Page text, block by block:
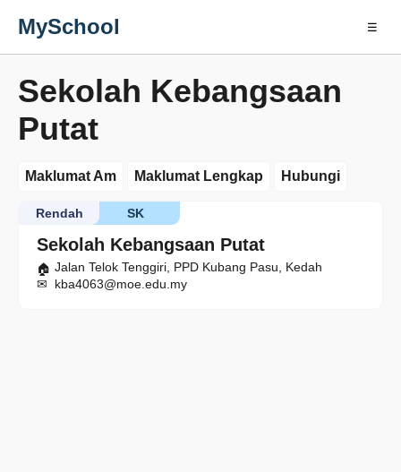
MySchool ☰
Sekolah Kebangsaan
Putat
Maklumat Am Maklumat Lengkap Hubungi
Sekolah Kebangsaan Putat
SK
Rendah
Jalan Telok Tenggiri, PPD Kubang Pasu, Kedah
kba4063@moe.edu.my